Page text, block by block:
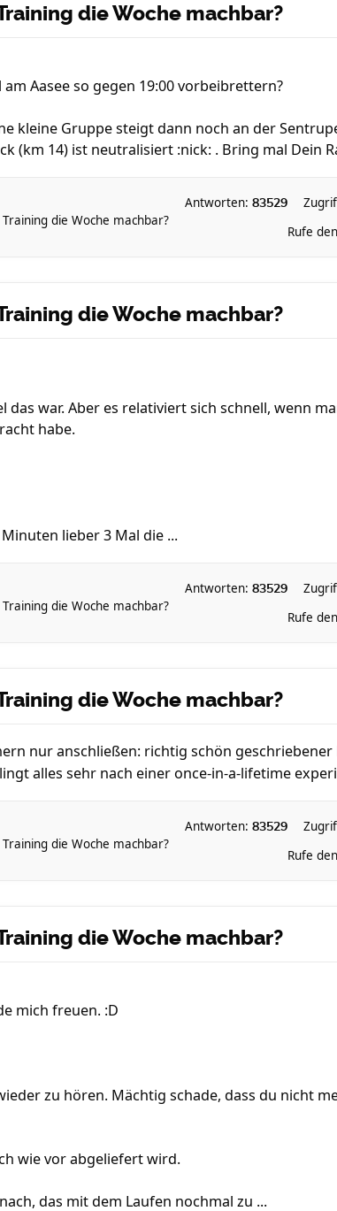
die Woche machbar?
Aasee so gegen 19:00 vorbeibrettern?
kleine Gruppe steigt dann noch an der
(km 14) ist neutralisiert :nick: . Bring mal Dein
die Woche machbar?
Antworten: 83529
Rufe
die Woche machbar?
war. Aber es relativiert sich schnell, wenn
habe.
lieber 3 Mal die ...
die Woche machbar?
Antworten: 83529
Rufe
die Woche machbar?
nur anschließen: richtig schön geschriebener
alles sehr nach einer once-in-a-lifetime
die Woche machbar?
Antworten: 83529
Rufe
die Woche machbar?
mich freuen. :D
zu hören. Mächtig schade, dass du nicht
wie vor abgeliefert wird.
das mit dem Laufen nochmal zu ...